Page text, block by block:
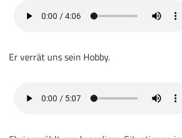
Er verrät uns sein Hobby.